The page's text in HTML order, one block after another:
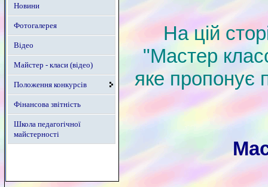
Новини
Фотогалерея
Відео
Майстер - класи (відео)
Положення конкурсів
Фінансова звітність
Школа педагогічної
майстерності
На цій
"Мастер
яке пропонує